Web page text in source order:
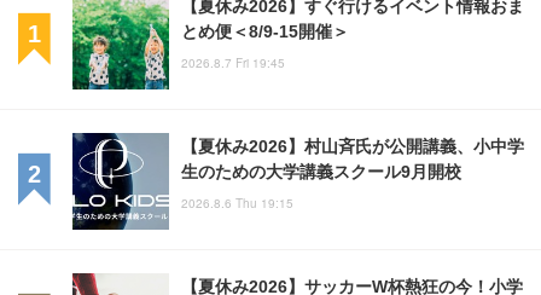
【夏休み2026】すぐ行けるイベント情報おま
とめ便＜8/9-15開催＞
2026.8.7 Fri 19:45
【夏休み2026】村山斉氏が公開講義、小中学
生のための大学講義スクール9月開校
2026.8.6 Thu 19:15
【夏休み2026】サッカーW杯熱狂の今！小学